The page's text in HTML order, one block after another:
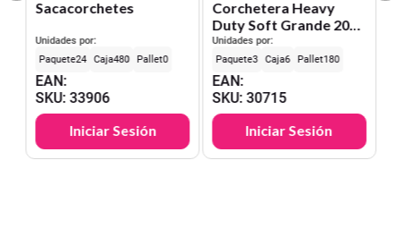
Sacacorchetes
Unidades por:
24
480 0
EAN:
SKU:33906
Iniciar Sesión
Corchetera Heavy
Duty Soft Grande 200
hjs.
Unidades por:
3
6 180
EAN:
SKU:30715
Iniciar Sesión